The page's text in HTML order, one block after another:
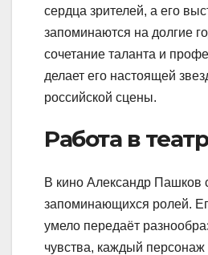
сердца зрителей, а его
запоминаются на долгие
сочетание таланта и
делает его настоящей
российской сцены.
Работа в
В кино Александр Пашков
запоминающихся ролей.
умело передаёт
чувства, каждый персонаж